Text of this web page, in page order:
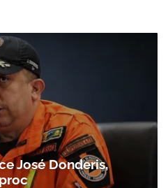
José Donderis,